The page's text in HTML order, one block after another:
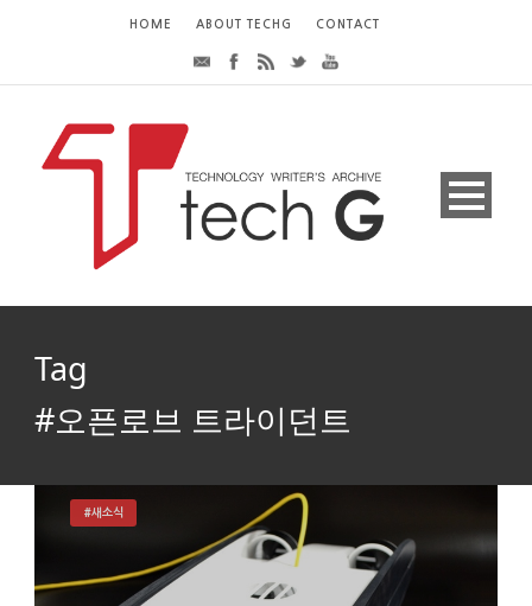
HOME ABOUT TECHG CONTACT
Tag
#오픈로브 트라이던트
#새소식